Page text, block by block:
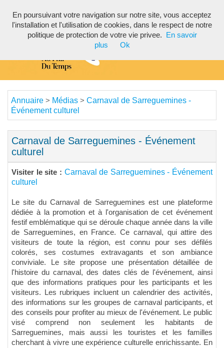
Annuaire > Médias > Carnaval de Sarreguemines -
Événement culturel
Carnaval de Sarreguemines - Événement
culturel
Visiter le site : Carnaval de Sarreguemines - Événement
culturel
Le site du Carnaval de Sarreguemines est une plateforme
dédiée à la promotion et à l'organisation de cet événement
festif emblématique qui se déroule chaque année dans la ville
de Sarreguemines, en France. Ce carnaval, qui attire des
visiteurs de toute la région, est connu pour ses défilés
colorés, ses costumes extravagants et son ambiance
conviviale. Le site propose une présentation détaillée de
l'histoire du carnaval, des dates clés de l'événement, ainsi
que des informations pratiques pour les participants et les
visiteurs. Les rubriques incluent un calendrier des activités,
des informations sur les groupes de carnaval participants, et
des conseils pour profiter au mieux de l'événement. Le public
visé comprend non seulement les habitants de
Sarreguemines, mais aussi les touristes et les familles
cherchant à vivre une expérience culturelle enrichissante. En
En poursuivant votre navigation sur notre site, vous acceptez
l'installation et l'utilisation de cookies, dans le respect de notre
politique de protection de votre vie privee.
En savoir
plus
Ok